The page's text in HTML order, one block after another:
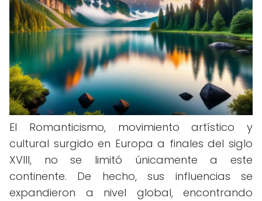
El Romanticismo, movimiento artístico y
cultural surgido en Europa a finales del siglo
XVIII, no se limitó únicamente a este
continente. De hecho, sus influencias se
expandieron a nivel global, encontrando